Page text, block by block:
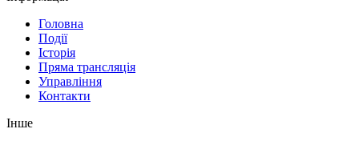
Головна
Події
Історія
Пряма трансляція
Управління
Контакти
Інше